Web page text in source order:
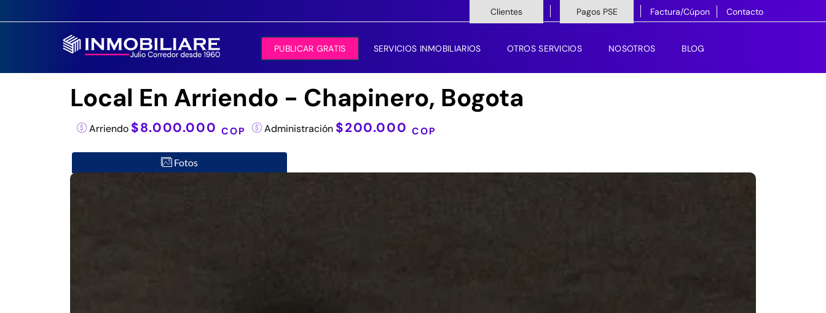
Clientes Pagos PSE Factura/Cúpon Contacto
PUBLICAR GRATIS SERVICIOS INMOBILIARIOS OTROS SERVICIOS NOSOTROS BLOG
Local En Arriendo - Chapinero, Bogota
Arriendo $8.000.000COP Administración $200.000COP
Fotos